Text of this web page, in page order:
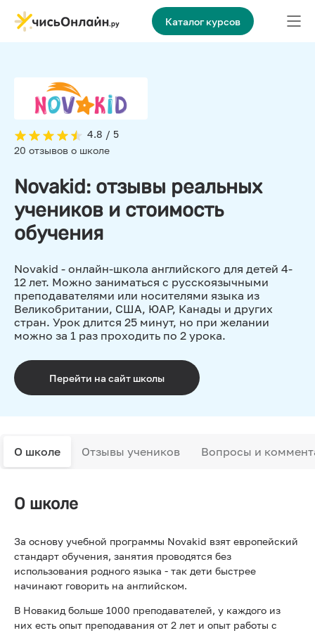
Каталог курсов
4.8 / 5
20 отзывов о школе
Novakid: отзывы реальных
учеников и стоимость
обучения
Novakid - онлайн-школа английского для детей 4-
12 лет. Можно заниматься с русскоязычными
преподавателями или носителями языка из
Великобритании, США, ЮАР, Канады и других
стран. Урок длится 25 минут, но при желании
можно за 1 раз проходить по 2 урока.
Перейти на сайт школы
О школе Отзывы учеников Вопросы и
О школе
За основу учебной программы Novakid взят европейский
стандарт обучения, занятия проводятся без
использования родного языка - так дети быстрее
начинают говорить на английском.
В Новакид больше 1000 преподавателей, у каждого из
них есть опыт преподавания от 2 лет и опыт работы с